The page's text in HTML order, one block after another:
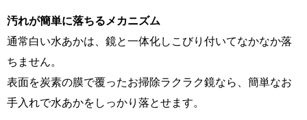
汚れが簡単に落ちるメカニズム
通常白い水あかは、鏡と一体化しこびり付いてなかなか落
ちません。
表面を炭素の膜で覆ったお掃除ラクラク鏡なら、簡単なお
手入れで水あかをしっかり落とせます。